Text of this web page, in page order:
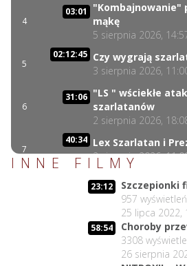
4
03:01
"Kombajnowanie"
mąkę
5 sierpnia 2026,
5
02:12:45 Czy wygrają
3 sierpnia 2026,
6
31:06 "LS " wściekłe
szarlatanów
2 sierpnia 2026,
7
40:34 Lex Szarlatan i
2 sierpnia 2026,
Czego nie może
Suwała?
1 sierpnia 2026,
Szczepionkowa
1 sierpnia 2026,
INNE FILMY
23:12
Szczepionki
957 wyświetleń
25 lipca 2022,
58:54
Choroby
3308
26 sierpnia